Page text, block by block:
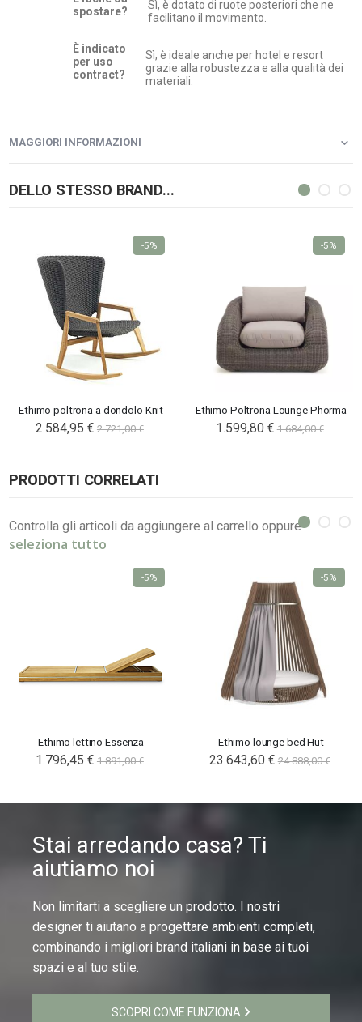
spostare?
Sì, è dotato di ruote posteriori che ne
facilitano il movimento.
È indicato
per uso
contract?
Sì, è ideale anche per hotel e resort
grazie alla robustezza e alla qualità dei
materiali.
MAGGIORI INFORMAZIONI
DELLO STESSO BRAND...
Ethimo poltrona a dondolo Knit
2.584,95 € 2.721,00 €
-5%
Ethimo Poltrona Lounge Phorma
1.599,80 € 1.684,00 €
-5%
PRODOTTI CORRELATI
Controlla gli articoli da aggiungere al carrello oppure
seleziona tutto
Ethimo lettino Essenza
1.796,45 € 1.891,00 €
-5%
Ethimo lounge bed Hut
23.643,60 € 24.888,00 €
-5%
Stai arredando casa? Ti
aiutiamo noi
Non limitarti a scegliere un prodotto. I nostri
designer ti aiutano a progettare ambienti completi,
combinando i migliori brand italiani in base ai tuoi
spazi e al tuo stile.
SCOPRI COME FUNZIONA